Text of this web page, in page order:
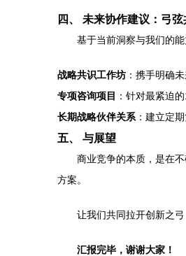
四、 未来协作建议：弓
基于当前洞察与我们的
战略共识工作坊 ：携手明确
专项咨询项目 ：针对最紧迫
长期战略伙伴关系 ：建立定
五、 与展望
商业竞争的本质，是在
方案。
让我们共同拉开创新之
汇报完毕，谢谢大家！